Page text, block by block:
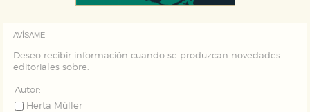
AVÍSAME
Deseo recibir información cuando se produzcan novedades
editoriales sobre:
Autor:
Herta Müller